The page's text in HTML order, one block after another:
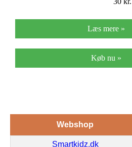
Læs mere »
Køb nu »
Webshop
Smartkidz.dk